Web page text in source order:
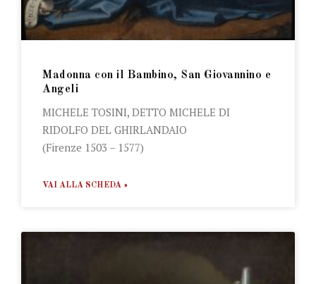
Madonna con il Bambino, San Giovannino e
Angeli
MICHELE TOSINI, DETTO MICHELE DI
RIDOLFO DEL GHIRLANDAIO
(Firenze 1503 – 1577)
VAI ALLA SCHEDA »